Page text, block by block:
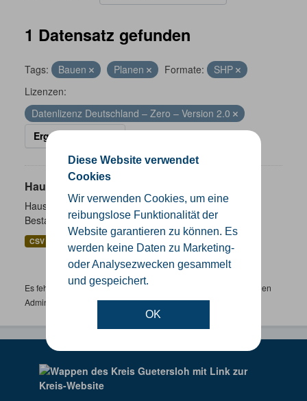
Diese Website verwendet
Cookies
Wir verwenden Cookies, um eine
reibungslose Funktionalität der
Website garantieren zu können. Es
werden keine Daten zu Marketing-
oder Analysezwecken gesammelt
und gespeichert.
OK
1 Datensatz gefunden
Tags: Bauen Planen Formate:
SHP
Lizenzen:
Datenlizenz Deutschland – Zero – Version 2.0
Ergebnisse filtern
Hausnummernkoordinaten
Hausnummernkoordinaten abgeleitet aus dem ALKIS-
Bestand
CSV GeoJSON SHP
Es fehlen spezifische Datensätze? Wenden Sie sich bitte an einen
Administrator unter:support.gis@kreis-guetersloh.de